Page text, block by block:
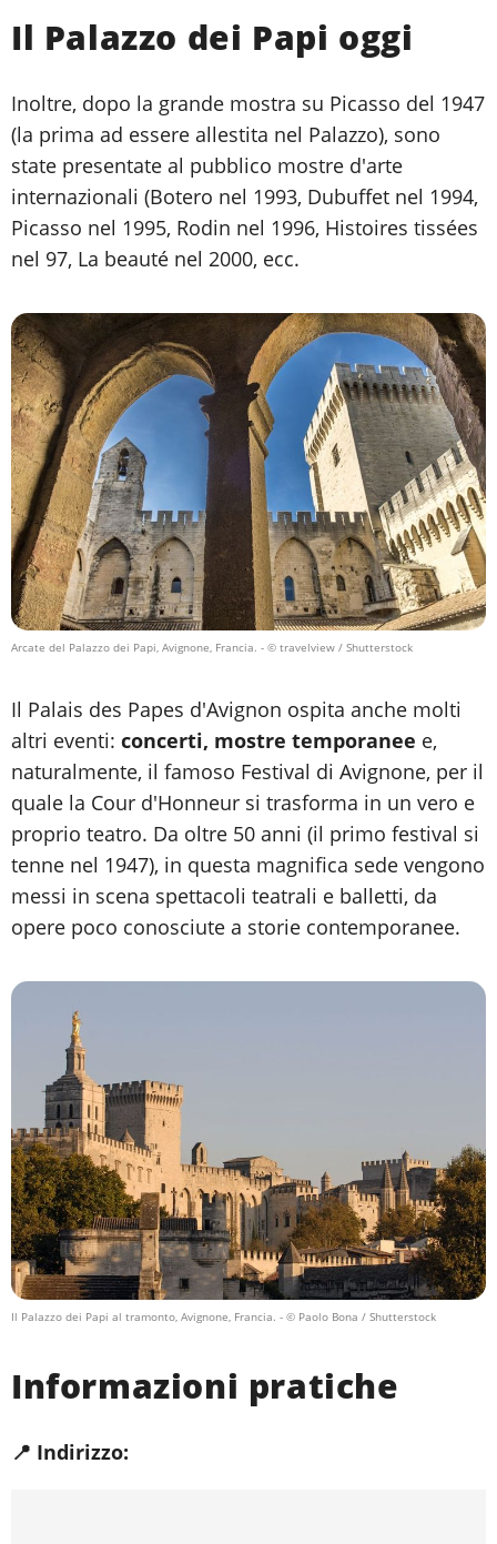
Il Palazzo dei Papi oggi
Inoltre, dopo la grande mostra su Picasso del 1947
(la prima ad essere allestita nel Palazzo), sono
state presentate al pubblico mostre d'arte
internazionali (Botero nel 1993, Dubuffet nel 1994,
Picasso nel 1995, Rodin nel 1996, Histoires tissées
nel 97, La beauté nel 2000, ecc.
Arcate del Palazzo dei Papi, Avignone, Francia. - © travelview / Shutterstock
Il Palais des Papes d'Avignon ospita anche molti
altri eventi: concerti, mostre temporanee e,
naturalmente, il famoso Festival di Avignone, per il
quale la Cour d'Honneur si trasforma in un vero e
proprio teatro. Da oltre 50 anni (il primo festival si
tenne nel 1947), in questa magnifica sede vengono
messi in scena spettacoli teatrali e balletti, da
opere poco conosciute a storie contemporanee.
Il Palazzo dei Papi al tramonto, Avignone, Francia. - © Paolo Bona / Shutterstock
Informazioni pratiche
📍 Indirizzo: